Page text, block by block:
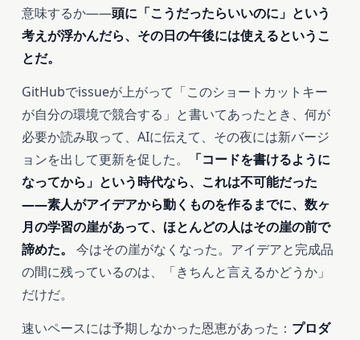
意味するか――頭に「こうだったらいいのに」という
考えが浮かんだら、その日の午後には使えるというこ
とだ。
GitHubでissueが上がって「このショートカットキー
が自分の環境で競合する」と書いてあったとき、何が
必要か読み取って、AIに伝えて、その夜には新バージ
ョンを出して更新を促した。
「コードを書けるように
なってから」という時代なら、これは不可能だった
――素人がアイデアから動くものを作るまでに、数ヶ
月の学習の崖があって、ほとんどの人はその崖の前で
諦めた。
今はその崖がなくなった。アイデアと完成品
の間に残っているのは、「きちんと言えるかどうか」
だけだ。
速いペースには予期しなかった恩恵があった： プロダ